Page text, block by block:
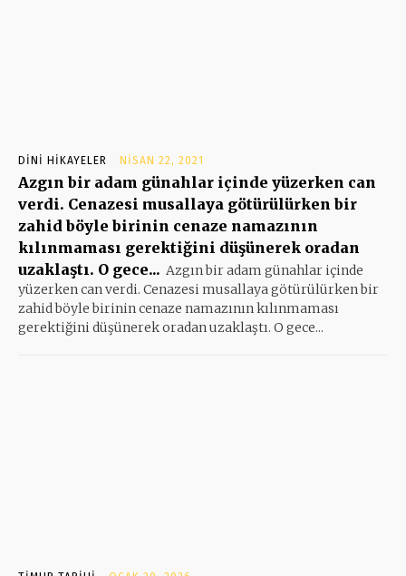
DINI HIKAYELER NISAN 22, 2021
Azgın bir adam günahlar içinde yüzerken can
verdi. Cenazesi musallaya götürülürken bir
zahid böyle birinin cenaze namazının
kılınmaması gerektiğini düşünerek oradan
uzaklaştı. O gece... Azgın bir adam günahlar içinde
yüzerken can verdi. Cenazesi musallaya götürülürken bir
zahid böyle birinin cenaze namazının kılınmaması
gerektiğini düşünerek oradan uzaklaştı. O gece...